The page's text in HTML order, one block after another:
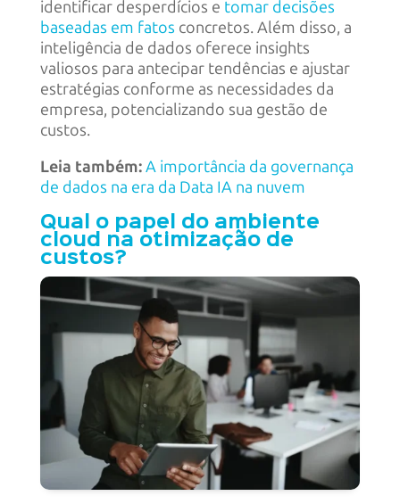
identificar desperdícios e tomar decisões
baseadas em fatos concretos. Além disso, a
inteligência de dados oferece insights
valiosos para antecipar tendências e ajustar
estratégias conforme as necessidades da
empresa, potencializando sua gestão de
custos.
Leia também:A importância da governança
de dados na era da Data IA na nuvem
Qual o papel do ambiente
cloud na otimização de
custos?